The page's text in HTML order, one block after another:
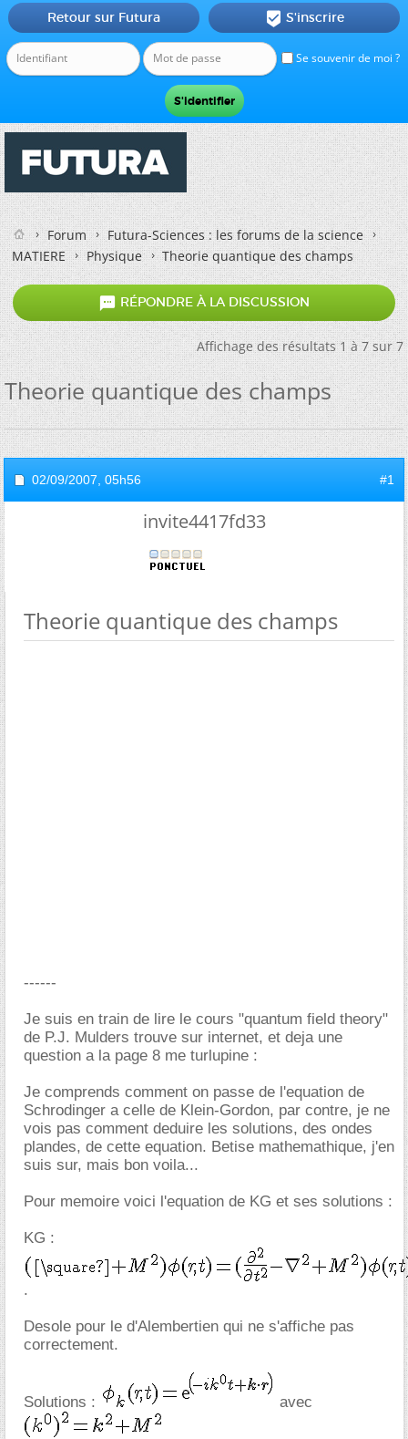
Se souvenir de moi ?
Retour sur Futura  S'inscrire
Forum
Futura-Sciences : les forums de la science
MATIERE
Physique Theorie quantique des champs
 RÉPONDRE À LA DISCUSSION
Affichage des résultats 1 à 7 sur 7
Theorie quantique des champs
02/09/2007, 05h56 #1
invite4417fd33
Theorie quantique des champs
------
Je suis en train de lire le cours "quantum field theory"
de P.J. Mulders trouve sur internet, et deja une
question a la page 8 me turlupine :
Je comprends comment on passe de l'equation de
Schrodinger a celle de Klein-Gordon, par contre, je ne
vois pas comment deduire les solutions, des ondes
plandes, de cette equation. Betise mathemathique, j'en
suis sur, mais bon voila...
Pour memoire voici l'equation de KG et ses solutions :
KG :
.
Desole pour le d'Alembertien qui ne s'affiche pas
correctement.
Solutions : avec